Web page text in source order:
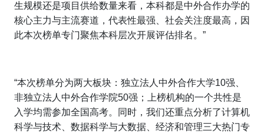
生规模还是项目供给数量来看，本科都是中外合作办学的
核心主力与主流赛道，代表性最强、社会关注度最高，因
此本次榜单专门聚焦本科层次开展评估排名。”
“本次榜单分为两大板块：独立法人中外合作大学10强、
非独立法人中外合作学院50强；上榜机构的一个共性是
入学均需参加全国高考。同时，我们还重点分析了计算机
科学与技术、数据科学与大数据、经济和管理三大热门专